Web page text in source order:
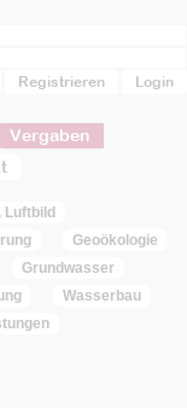
Vergaben
Registrieren
Luftbild
Geoökologie
Grundwasser
Wasserbau